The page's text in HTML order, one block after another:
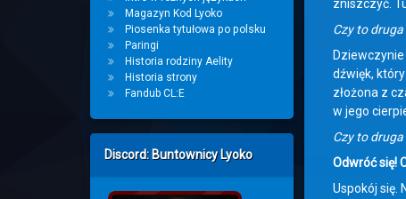
zniszczyć.
Czy to
dźwięk,
złożona z
w jego
Czy to
Odwróć się!
Uspokój się.
Magazyn Kod Lyoko
Piosenka tytułowa po polsku
Paringi
Historia rodziny Aelity
Historia strony
Fandub CL:E
Discord: Buntownicy Lyoko